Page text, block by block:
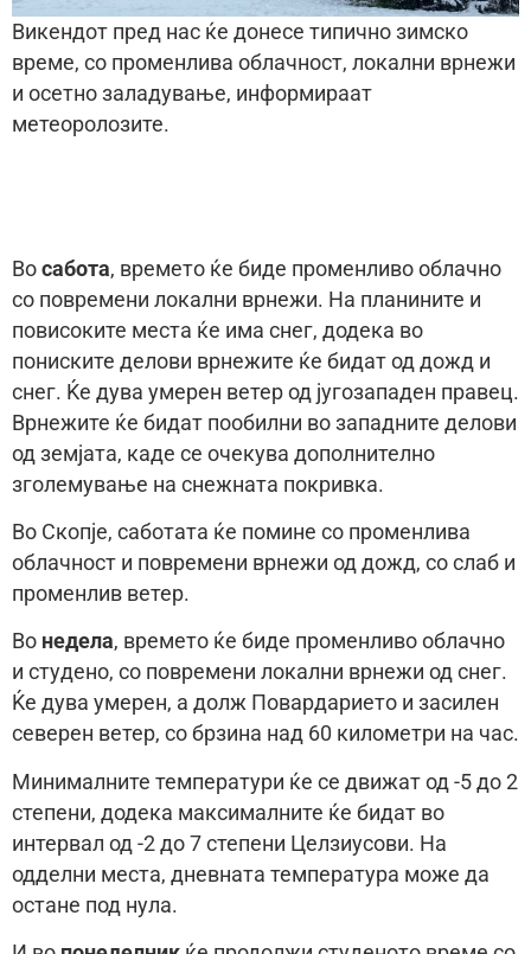
Викендот пред нас ќе донесе типично зимско
време, со променлива облачност, локални врнежи
и осетно заладување, информираат
метеоролозите.
Во сабота, времето ќе биде променливо облачно
со повремени локални врнежи. На планините и
повисоките места ќе има снег, додека во
пониските делови врнежите ќе бидат од дожд и
снег. Ќе дува умерен ветер од југозападен правец.
Врнежите ќе бидат пообилни во западните делови
од земјата, каде се очекува дополнително
зголемување на снежната покривка.
Во Скопје, саботата ќе помине со променлива
облачност и повремени врнежи од дожд, со слаб и
променлив ветер.
Во недела, времето ќе биде променливо облачно
и студено, со повремени локални врнежи од снег.
Ќе дува умерен, а долж Повардарието и засилен
северен ветер, со брзина над 60 километри на час.
Минималните температури ќе се движат од -5 до 2
степени, додека максималните ќе бидат во
интервал од -2 до 7 степени Целзиусови. На
одделни места, дневната температура може да
остане под нула.